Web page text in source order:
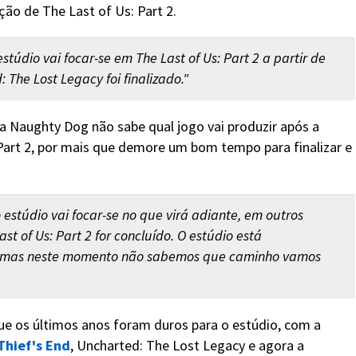
de The Last of Us: Part 2.
vai focar-se em The Last of Us: Part 2 a partir de
Lost Legacy foi finalizado."
Naughty Dog não sabe qual jogo vai produzir após a
2, por mais que demore um bom tempo para finalizar e
vai focar-se no que virá adiante, em outros
of Us: Part 2 for concluído. O estúdio está
neste momento não sabemos que caminho vamos
os últimos anos foram duros para o estúdio, com a
End, Uncharted: The Lost Legacy e agora a